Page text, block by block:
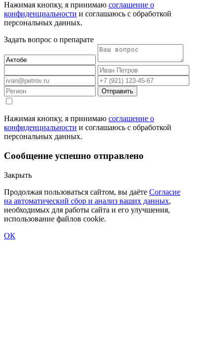
Нажимая кнопку, я принимаю соглашение о
конфиденциальности и соглашаюсь с обработкой
персональных данных.
Задать вопрос о препарате
Отправить
Нажимая кнопку, я принимаю соглашение о
конфиденциальности и соглашаюсь с обработкой
персональных данных.
Сообщение успешно отправлено
Закрыть
Продолжая пользоваться сайтом, вы даёте Согласие
на автоматический сбор и анализ ваших данных,
необходимых для работы сайта и его улучшения,
использование файлов cookie.
ОК